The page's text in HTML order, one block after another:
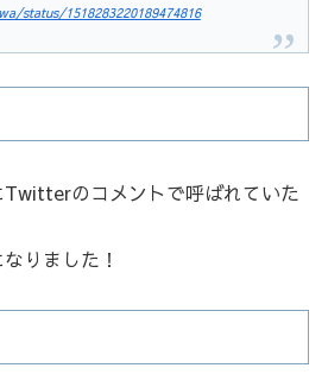
status/1518283220189474816
Twitterのコメントで呼ばれていた
りました！